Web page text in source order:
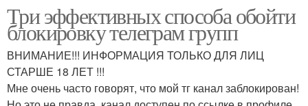
Три эффективных способа обойти
блокировку телеграм групп
ВНИМАНИЕ!!! ИНФОРМАЦИЯ ТОЛЬКО ДЛЯ ЛИЦ
СТАРШЕ 18 ЛЕТ !!!
Мне очень часто говорят, что мой тг канал заблокирован!